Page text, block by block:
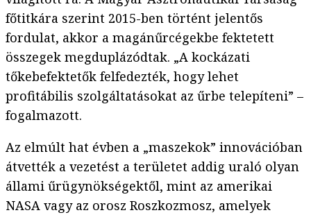
főtitkára szerint 2015-ben történt jelentős
fordulat, akkor a magánűrcégekbe fektetett
összegek megduplázódtak. „A kockázati
tőkebefektetők felfedezték, hogy lehet
profitábilis szolgáltatásokat az űrbe telepíteni” –
fogalmazott.
Az elmúlt hat évben a „maszekok” innovációban
átvették a vezetést a területet addig uraló olyan
állami űrügynökségektől, mint az amerikai
NASA vagy az orosz Roszkozmosz, amelyek